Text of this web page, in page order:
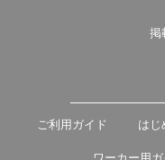
掲
ご利用ガイド はじ